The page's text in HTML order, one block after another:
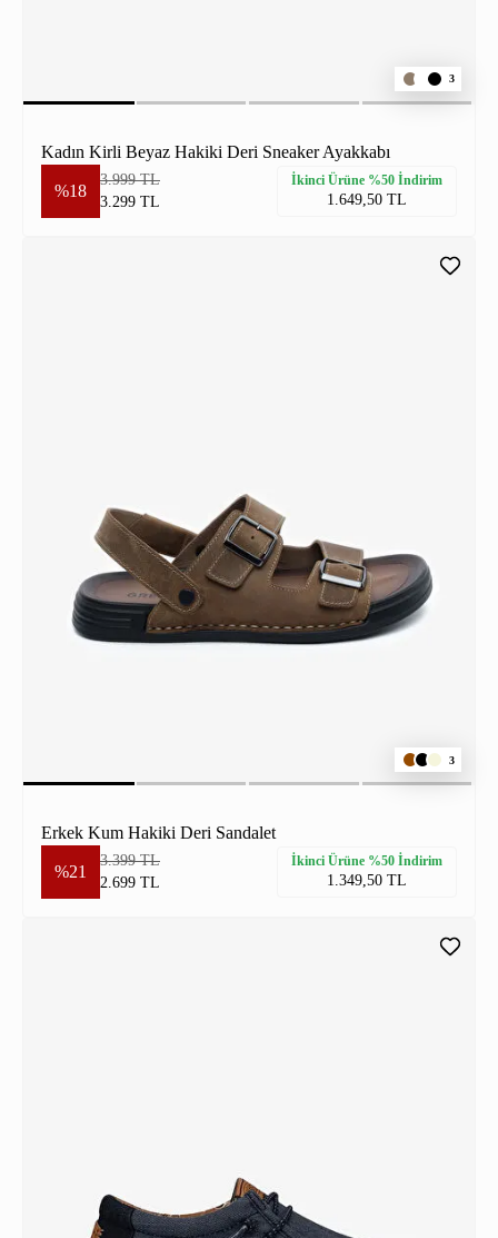
3
Kadın Kirli Beyaz Hakiki Deri Sneaker Ayakkabı
%18
3.999 TL
3.299 TL
İkinci Ürüne %50 İndirim
1.649,50 TL
3
Erkek Kum Hakiki Deri Sandalet
%21
3.399 TL
2.699 TL
İkinci Ürüne %50 İndirim
1.349,50 TL